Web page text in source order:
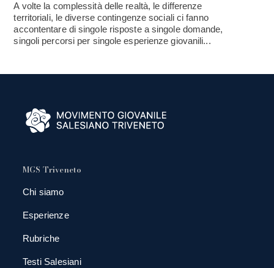
A volte la complessità delle realtà, le differenze
territoriali, le diverse contingenze sociali ci fanno
accontentare di singole risposte a singole domande,
singoli percorsi per singole esperienze giovanili...
MGS Triveneto
Chi siamo
Esperienze
Rubriche
Testi Salesiani